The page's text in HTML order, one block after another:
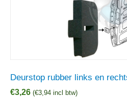
Deurstop rubber links en
€3,26 (€3,94 incl btw)